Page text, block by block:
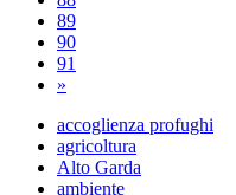
89
90
91
»
accoglienza profughi
agricoltura
Alto Garda
ambiente